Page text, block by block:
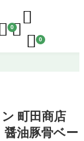
0

 0
町田商店
醤油豚骨ベー